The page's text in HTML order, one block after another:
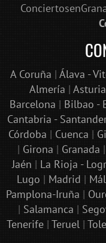
A Coruña | Álava -
Almería |
Barcelona | Bilbao -
Cantabria -
Córdoba | Cuenca |
| Girona | Granada |
Jaén | La Rioja -
Lugo | Madrid |
Pamplona-Iruña |
| Salamanca |
Tenerife| Teruel|